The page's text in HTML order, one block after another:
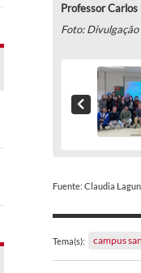
Professor
Foto: Divulgação
Fuente: Claudia
Tema(s): campus